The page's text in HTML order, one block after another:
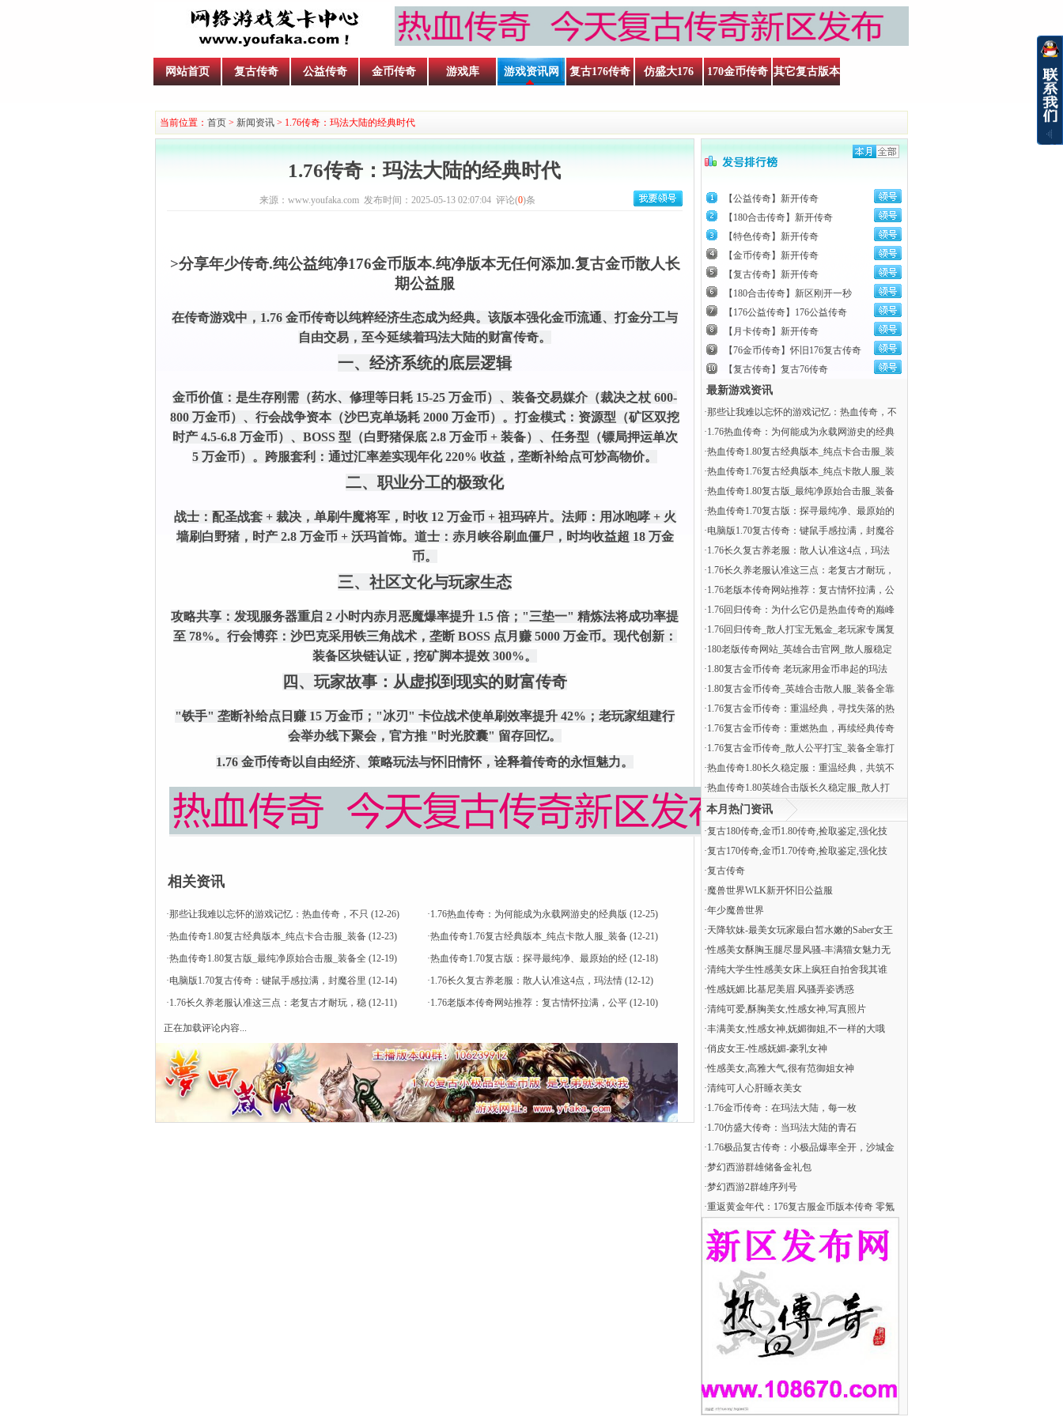
网站首页 复古传奇 公益传奇 金币传奇 游戏库 游戏资讯网 复古176传奇 仿盛大176 170金币传奇 其它复古版本
当前位置： 首页 > 新闻资讯 > 1.76传奇：玛法大陆的经典时代
1.76传奇：玛法大陆的经典时代
来源：www.youfaka.com 发布时间：2025-05-13 02:07:04 评论(0)条
>分享年少传奇.纯公益纯净176金币版本.纯净版本无任何添加.复古金币散人长
期公益服
在传奇游戏中，1.76 金币传奇以纯粹经济生态成为经典。该版本强化金币流通、打金分工与
自由交易，至今延续着玛法大陆的财富传奇。
一、经济系统的底层逻辑
金币价值 ：是生存刚需（药水、修理等日耗 15-25 万金币）、装备交易媒介（裁决之杖 600-
800 万金币）、行会战争资本（沙巴克单场耗 2000 万金币）。 打金模式 ：资源型（矿区双挖
时产 4.5-6.8 万金币）、BOSS 型（白野猪保底 2.8 万金币 + 装备）、任务型（镖局押运单次
5 万金币）。 跨服套利 ：通过汇率差实现年化 220% 收益，垄断补给点可炒高物价。
二、职业分工的极致化
战士：配圣战套 + 裁决，单刷牛魔将军，时收 12 万金币 + 祖玛碎片。 法师：用冰咆哮 + 火
墙刷白野猪，时产 2.8 万金币 + 沃玛首饰。 道士：赤月峡谷刷血僵尸，时均收益超 18 万金
币。
三、社区文化与玩家生态
攻略共享 ：发现服务器重启 2 小时内赤月恶魔爆率提升 1.5 倍；"三垫一" 精炼法将成功率提
至 78%。 行会博弈：沙巴克采用铁三角战术，垄断 BOSS 点月赚 5000 万金币。 现代创新：
装备区块链认证，挖矿脚本提效 300%。
四、玩家故事：从虚拟到现实的财富传奇
"铁手" 垄断补给点日赚 15 万金币；"冰刃" 卡位战术使单刷效率提升 42%；老玩家组建行
会举办线下聚会，官方推 "时光胶囊" 留存回忆。
1.76 金币传奇以自由经济、策略玩法与怀旧情怀，诠释着传奇的永恒魅力。
相关资讯
·那些让我难以忘怀的游戏记忆：热血传奇，不只 (12-26) ·1.76热血传奇：为何能成为永载网游史的经典版 (12-25)
·热血传奇1.80复古经典版本_纯点卡合击服_装备 (12-23) ·热血传奇1.76复古经典版本_纯点卡散人服_装备 (12-21)
·热血传奇1.80复古版_最纯净原始合击服_装备全 (12-19) ·热血传奇1.70复古版：探寻最纯净、最原始的经 (12-18)
·电脑版1.70复古传奇：键鼠手感拉满，封魔谷里 (12-14) ·1.76长久复古养老服：散人认准这4点，玛法情 (12-12)
·1.76长久养老服认准这三点：老复古才耐玩，稳 (12-11) ·1.76老版本传奇网站推荐：复古情怀拉满，公平 (12-10)
正在加载评论内容...
【公益传奇】新开传奇
【180合击传奇】新开传奇
【特色传奇】新开传奇
【金币传奇】新开传奇
【复古传奇】新开传奇
【180合击传奇】新区刚开一秒
【176公益传奇】176公益传奇
【月卡传奇】新开传奇
【76金币传奇】怀旧176复古传奇
【复古传奇】复古76传奇
最新游戏资讯
·那些让我难以忘怀的游戏记忆：热血传奇，不
·1.76热血传奇：为何能成为永载网游史的经典
·热血传奇1.80复古经典版本_纯点卡合击服_装
·热血传奇1.76复古经典版本_纯点卡散人服_装
·热血传奇1.80复古版_最纯净原始合击服_装备
·热血传奇1.70复古版：探寻最纯净、最原始的
·电脑版1.70复古传奇：键鼠手感拉满，封魔谷
·1.76长久复古养老服：散人认准这4点，玛法
·1.76长久养老服认准这三点：老复古才耐玩，
·1.76老版本传奇网站推荐：复古情怀拉满，公
·1.76回归传奇：为什么它仍是热血传奇的巅峰
·1.76回归传奇_散人打宝无氪金_老玩家专属复
·180老版传奇网站_英雄合击官网_散人服稳定
·1.80复古金币传奇 老玩家用金币串起的玛法
·1.80复古金币传奇_英雄合击散人服_装备全靠
·1.76复古金币传奇：重温经典，寻找失落的热
·1.76复古金币传奇：重燃热血，再续经典传奇
·1.76复古金币传奇_散人公平打宝_装备全靠打
·热血传奇1.80长久稳定服：重温经典，共筑不
·热血传奇1.80英雄合击版长久稳定服_散人打
本月热门资讯
·复古180传奇,金币1.80传奇,捡取鉴定,强化技
·复古170传奇,金币1.70传奇,捡取鉴定,强化技
·复古传奇
·魔兽世界WLK新开怀旧公益服
·年少魔兽世界
·天降软妹-最美女玩家最白皙水嫩的Saber女王
·性感美女酥胸玉腿尽显风骚-丰满猫女魅力无
·清纯大学生性感美女床上疯狂自拍舍我其谁
·性感妩媚.比基尼美眉.风骚弄姿诱惑
·清纯可爱,酥胸美女,性感女神,写真照片
·丰满美女,性感女神,妩媚御姐,不一样的大哦
·俏皮女王-性感妩媚-豪乳女神
·性感美女,高雅大气,很有范御姐女神
·清纯可人心肝睡衣美女
·​1.76金币传奇：在玛法大陆，每一枚
·​1.70仿盛大传奇：当玛法大陆的青石
·1.76极品复古传奇：小极品爆率全开，沙城金
·梦幻西游群雄储备金礼包
·梦幻西游2群雄序列号
·重返黄金年代：176复古服金币版本传奇 零氪